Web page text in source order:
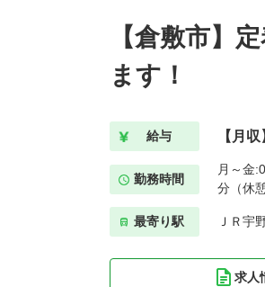
【倉敷市】
ます！
給与 【月
勤務時間
月～金
分（休
最寄り駅 ＪＲ宇
求人